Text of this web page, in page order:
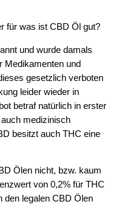
für was ist CBD Öl gut?
und wurde damals
Medikamenten und
gesetzlich verboten
leider wieder in
betraf natürlich in erster
medizinisch
besitzt auch THC eine
Ölen nicht, bzw. kaum
von 0,2% für THC
den legalen CBD Ölen